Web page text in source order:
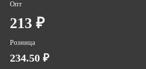
Количество в упаковке
1
Вес за ед,кг
0.076
Опт
213 ₽
Розница
234.50 ₽